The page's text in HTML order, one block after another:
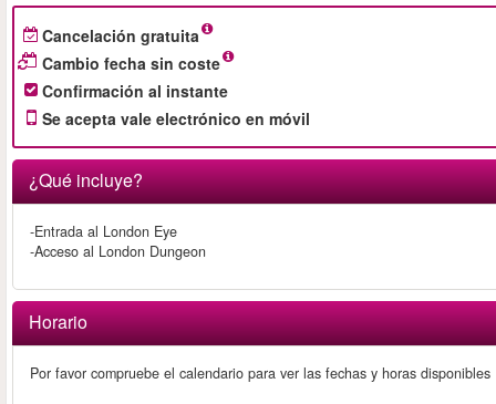
Cancelación gratuita
Cambio fecha sin coste
Confirmación al instante
Se acepta vale electrónico en móvil
¿Qué incluye?
-Entrada al London Eye
-Acceso al London Dungeon
Horario
Por favor compruebe el calendario para ver las fechas y horas disponibles